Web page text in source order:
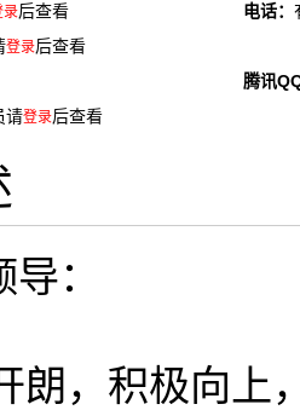
录后查看 电话：
登录后查看
腾讯
请登录后查看
：
朗，积极向上